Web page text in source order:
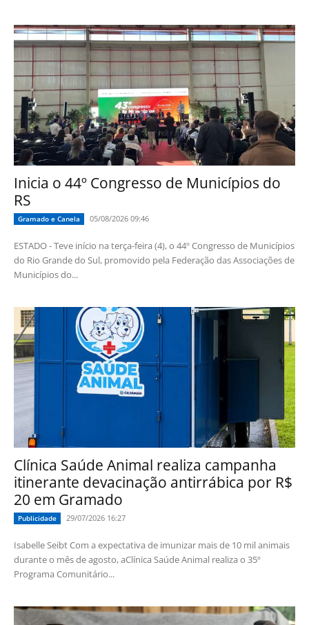
Inicia o 44º Congresso de Municípios do
RS
Gramado e Canela 05/08/2026 09:46
ESTADO - Teve início na terça-feira (4), o 44º Congresso de Municípios
do Rio Grande do Sul, promovido pela Federação das Associações de
Municípios do...
Clínica Saúde Animal realiza campanha
itinerante devacinação antirrábica por R$
20 em Gramado
Publicidade 29/07/2026 16:27
Isabelle Seibt Com a expectativa de imunizar mais de 10 mil animais
durante o mês de agosto, aClínica Saúde Animal realiza o 35º
Programa Comunitário...